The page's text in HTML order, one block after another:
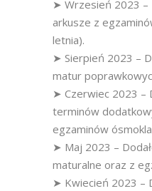
➤ Wrzesień 2023 –
arkusze z
letnia).
➤ Sierpień 2023 –
matur
➤ Czerwiec 2023 –
terminów
egzaminów
➤ Maj 2023 –
maturalne oraz z
➤ Kwiecień 2023 –